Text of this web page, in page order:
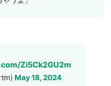
Zi5Ck2GU2m
May 18, 2024